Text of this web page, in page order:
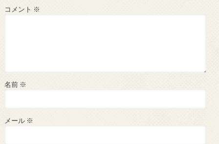
コメント ※
名前 ※
メール ※